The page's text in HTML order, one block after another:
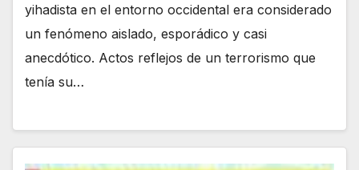
yihadista en el entorno occidental era considerado
un fenómeno aislado, esporádico y casi
anecdótico. Actos reflejos de un terrorismo que
tenía su…